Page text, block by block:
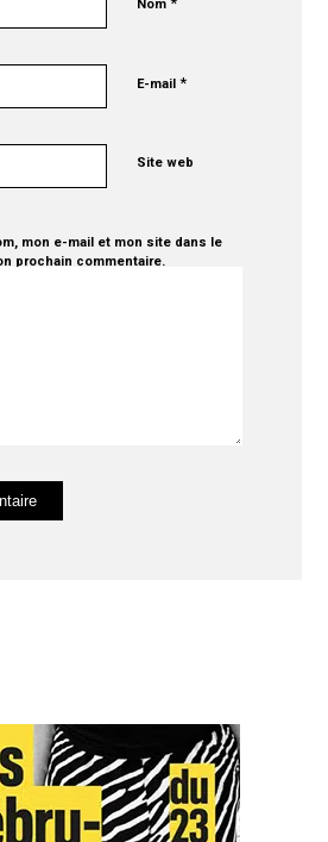
Nom
E-mail*
Site web
mon e-mail et mon site dans le
prochain commentaire.